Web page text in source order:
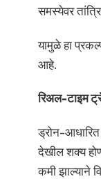
समस्येवर
यामुळे हा
आहे.
रिअल-टाइम
ड्रोन-
देखील शक्य
कमी झाल्याने